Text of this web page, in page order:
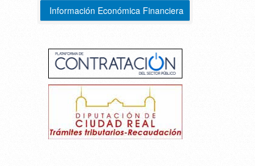
Información Económica Financiera